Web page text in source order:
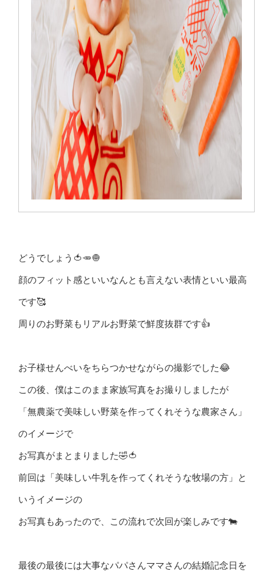
どうでしょう🍅🥕🧅
顔のフィット感といいなんとも言えない表情といい最高
です🥰
周りのお野菜もリアルお野菜で鮮度抜群です👍
お子様せんべいをちらつかせながらの撮影でした😂
この後、僕はこのまま家族写真をお撮りしましたが
「無農薬で美味しい野菜を作ってくれそうな農家さん」
のイメージで
お写真がまとまりました🤣🍅
前回は「美味しい牛乳を作ってくれそうな牧場の方」と
いうイメージの
お写真もあったので、この流れで次回が楽しみです🐄
最後の最後には大事なパパさんママさんの結婚記念日を